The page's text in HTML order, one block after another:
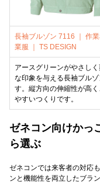
長袖ブルゾン 7116 ｜ 作
業服 ｜ TS DESIGN
アースグリーンがやさし
な印象を与える長袖ブル
す。縦方向の伸縮性が高く
やすいつくりです。
ゼネコン向けかっ
ら選ぶ
ゼネコンでは来客者の対応
ンと機能性を両立したブラ